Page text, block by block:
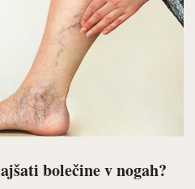
bolečine v nogah?